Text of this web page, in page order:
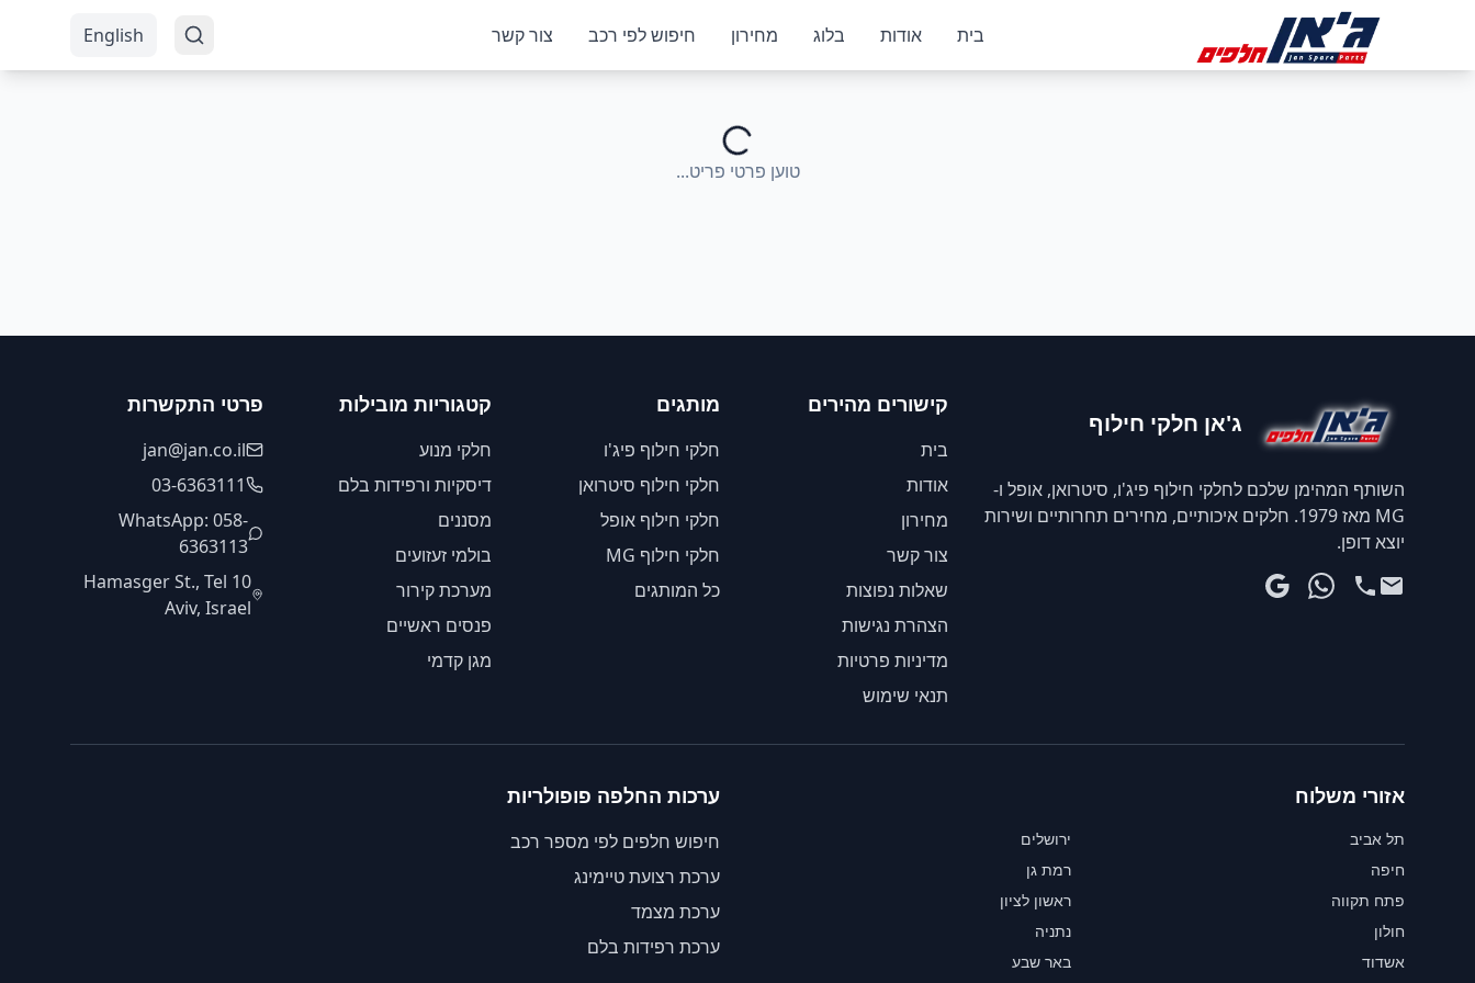
בית
אודות בלוג מחירון חיפוש לפי רכב צור קשר English
טוען פרטי פריט...
ג'אן חלקי חילוף
השותף המהימן שלכם לחלקי חילוף פיג'ו, סיטרואן, אופל ו-
MG מאז 1979. חלקים איכותיים, מחירים תחרותיים ושירות
יוצא דופן.
קישורים מהירים
בית
אודות
מחירון
צור קשר
שאלות נפוצות
הצהרת נגישות
מדיניות פרטיות
תנאי שימוש
מותגים
חלקי חילוף פיג'ו
חלקי חילוף סיטרואן
חלקי חילוף אופל
חלקי חילוף MG
כל המותגים
קטגוריות מובילות
חלקי מנוע
דיסקיות ורפידות בלם
מסננים
בולמי זעזועים
מערכת קירור
פנסים ראשיים
מגן קדמי
פרטי התקשרות
jan@jan.co.il
03-6363111
WhatsApp: 058-
6363113
10 Hamasger St., Tel
Aviv, Israel
אזורי משלוח
תל אביב
ירושלים
חיפה
רמת גן
פתח תקווה
ראשון לציון
חולון
נתניה
אשדוד
באר שבע
ערכות החלפה פופולריות
חיפוש חלפים לפי מספר רכב
ערכת רצועת טיימינג
ערכת מצמד
ערכת רפידות בלם